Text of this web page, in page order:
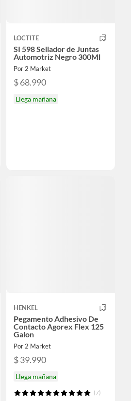
LOCTITE
SI 598 Sellador de Juntas
Automotriz Negro 300Ml
Por 2 Market
$ 68.990
Llega mañana
HENKEL
Pegamento Adhesivo De
Contacto Agorex Flex 125
Galon
Por 2 Market
$ 39.990
Llega mañana
(7)